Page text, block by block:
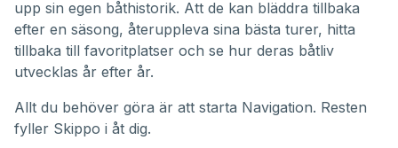
upp sin egen båthistorik. Att de kan bläddra tillbaka
efter en säsong, återuppleva sina bästa turer, hitta
tillbaka till favoritplatser och se hur deras båtliv
utvecklas år efter år.
Allt du behöver göra är att starta Navigation. Resten
fyller Skippo i åt dig.